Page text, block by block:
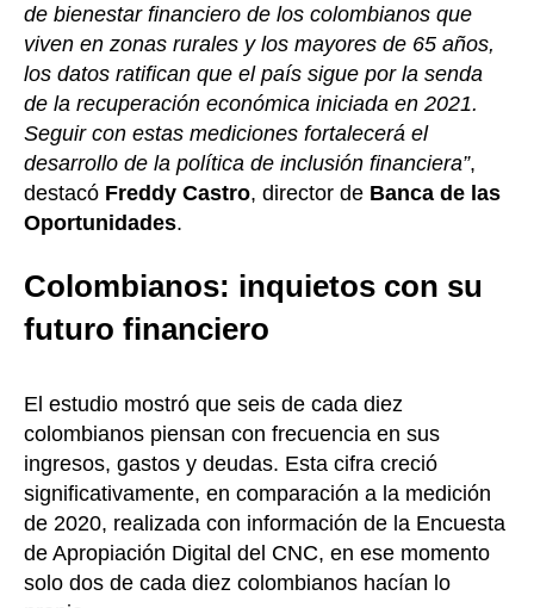
de bienestar financiero de los colombianos que
viven en zonas rurales y los mayores de 65 años,
los datos ratifican que el país sigue por la senda
de la recuperación económica iniciada en 2021.
Seguir con estas mediciones fortalecerá el
desarrollo de la política de inclusión financiera”,
destacó Freddy Castro, director de Banca de las
Oportunidades.
Colombianos: inquietos con su
futuro financiero
El estudio mostró que seis de cada diez
colombianos piensan con frecuencia en sus
ingresos, gastos y deudas. Esta cifra creció
significativamente, en comparación a la medición
de 2020, realizada con información de la Encuesta
de Apropiación Digital del CNC, en ese momento
solo dos de cada diez colombianos hacían lo